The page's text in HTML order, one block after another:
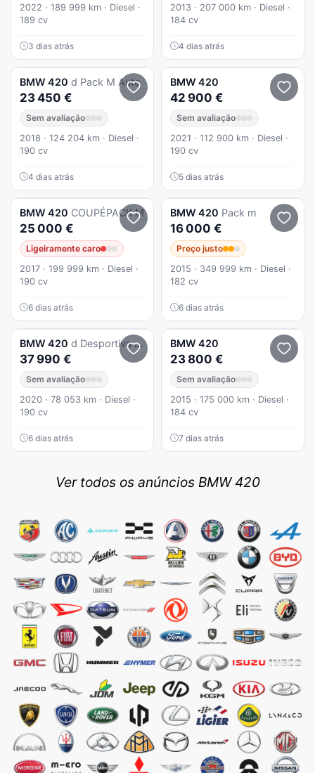
2022 · 189 999 km · Diesel ·
189 cv
3 dias atrás
2013 · 207 000 km · Diesel ·
184 cv
4 dias atrás
BMW 420 d Pack M Auto
23 450 €
Sem avaliação
2018 · 124 204 km · Diesel ·
190 cv
4 dias atrás
BMW 420
42 900 €
Sem avaliação
2021 · 112 900 km · Diesel ·
190 cv
5 dias atrás
BMW 420 COUPÉPACK M
25 000 €
Ligeiramente caro
2017 · 199 999 km · Diesel ·
190 cv
6 dias atrás
BMW 420 Pack m
16 000 €
Preço justo
2015 · 349 999 km · Diesel ·
182 cv
6 dias atrás
BMW 420 d Desportiva M Auto
37 990 €
Sem avaliação
2020 · 78 053 km · Diesel ·
190 cv
6 dias atrás
BMW 420
23 800 €
Sem avaliação
2015 · 175 000 km · Diesel ·
184 cv
7 dias atrás
Ver todos os anúncios BMW 420